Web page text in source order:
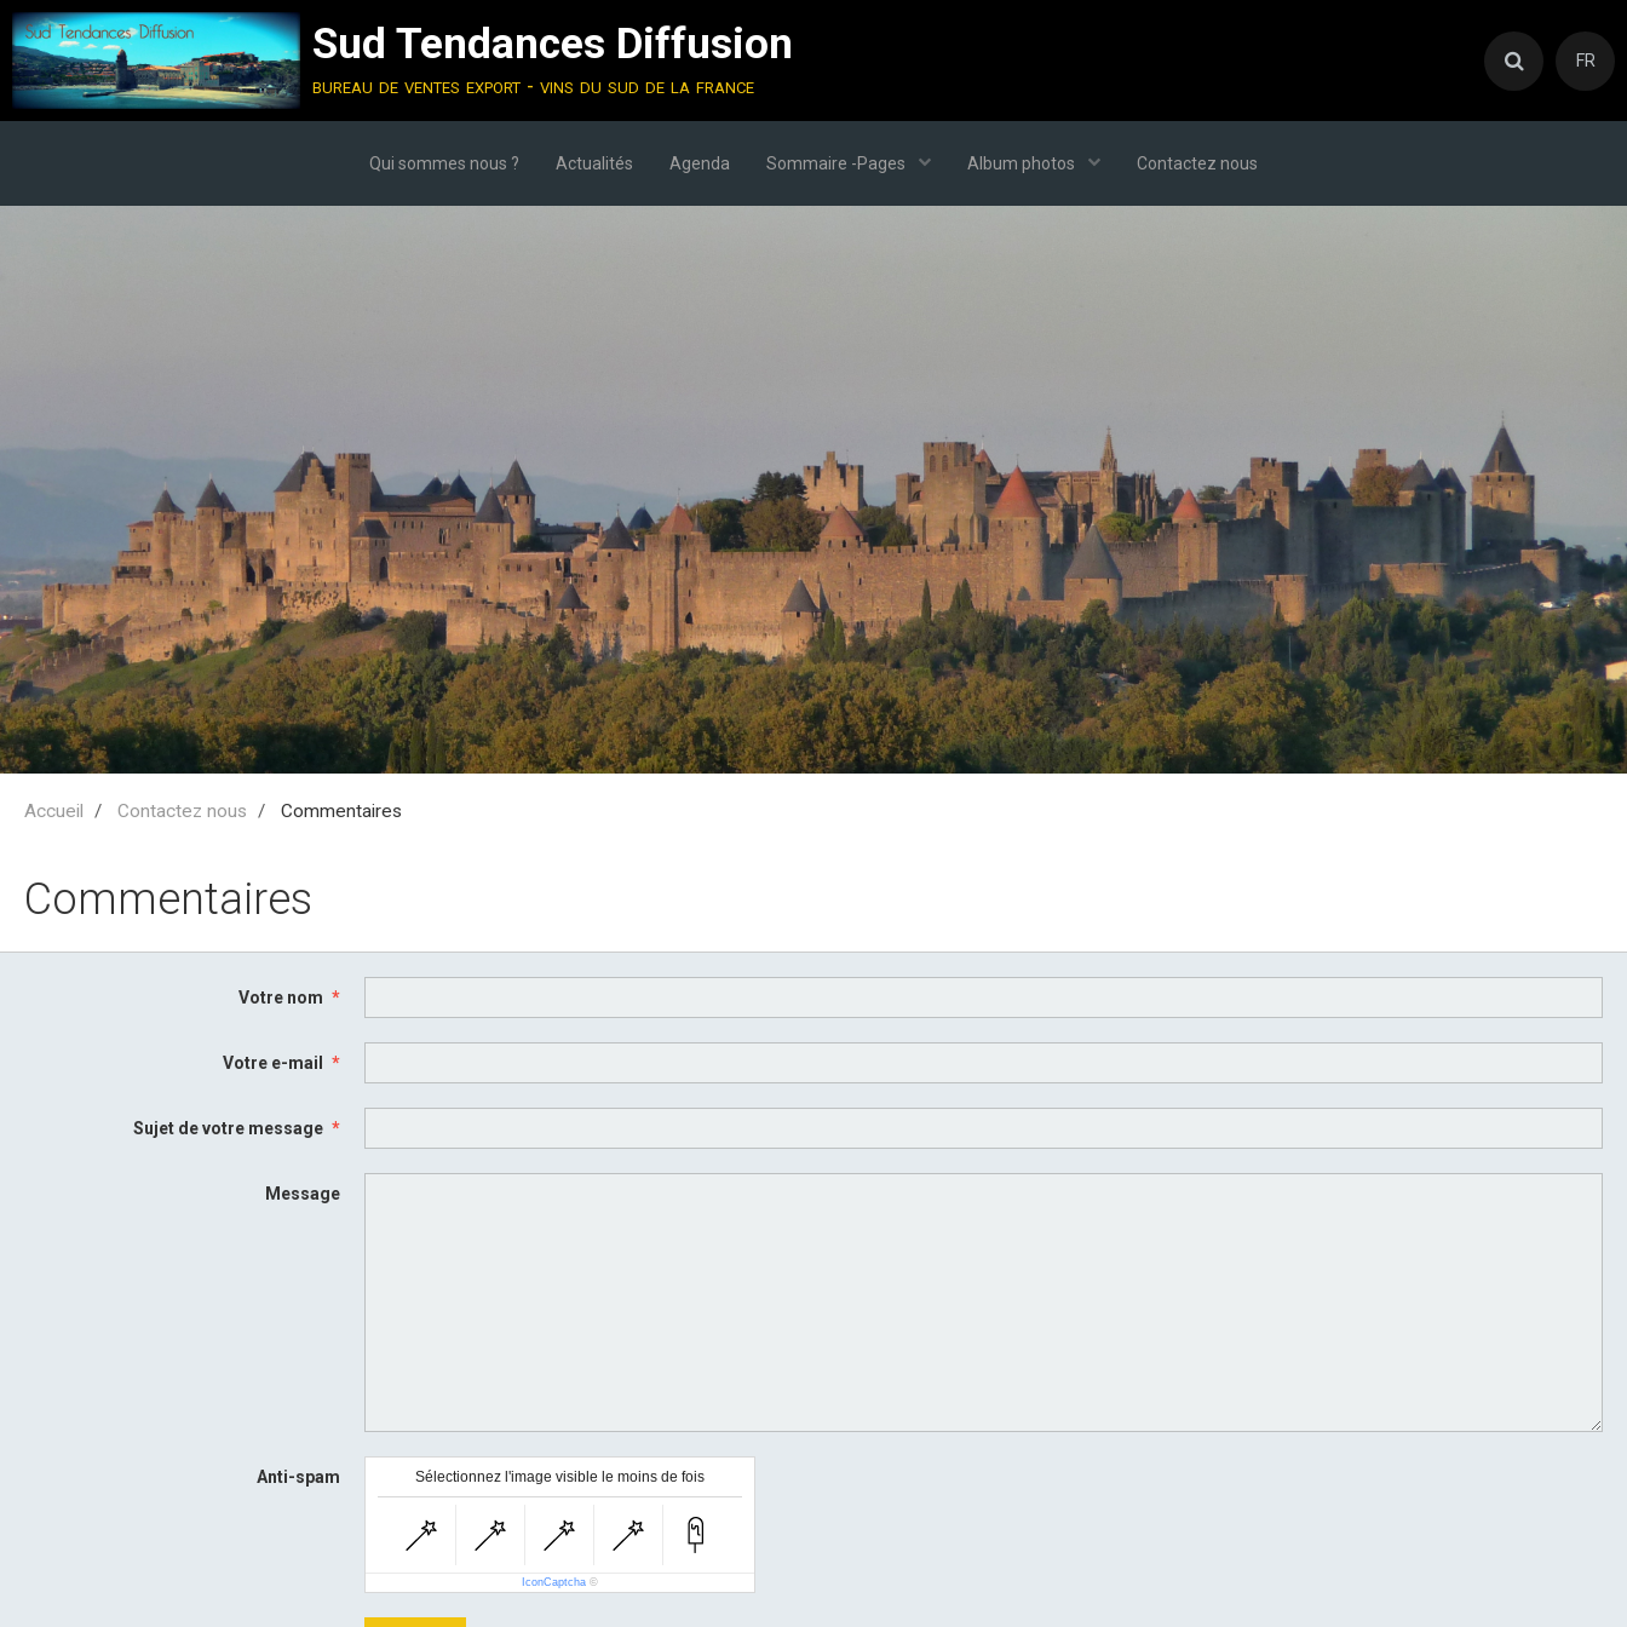
Sud Tendances Diffusion
bureau de ventes export - vins du sud de la france
FR
Qui sommes nous ? Actualités Agenda Sommaire -Pages Album photos Contactez nous
Accueil Contactez nous Commentaires
Commentaires
Votre nom
Votre e-mail
Sujet de votre message
Message
Anti-spam Sélectionnez l'image visible le moins de fois
IconCaptcha©